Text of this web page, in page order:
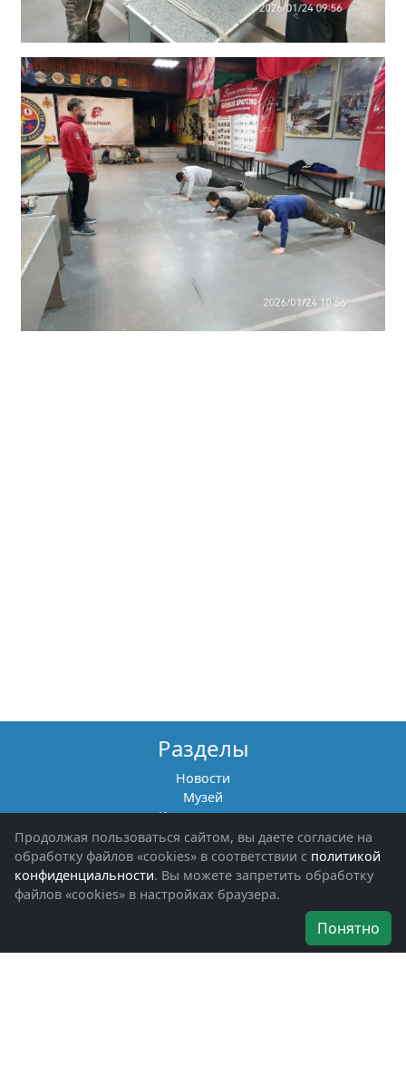
Разделы
Новости
Музей
Книги памяти
Фотоальбомы
Обращения граждан
Помощь участникам СВО и их семьям
Об организации
Наши награды
Продолжая пользоваться сайтом, вы даете согласие на
обработку файлов «cookies» в соответствии с политикой
конфиденциальности. Вы можете запретить обработку
файлов «cookies» в настройках браузера.
Понятно